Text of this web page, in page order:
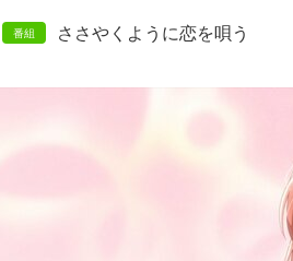
ささやくように恋を唄う